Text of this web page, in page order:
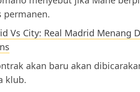
permanen.
Vs City: Real Madrid Menang
akan baru akan
klub.